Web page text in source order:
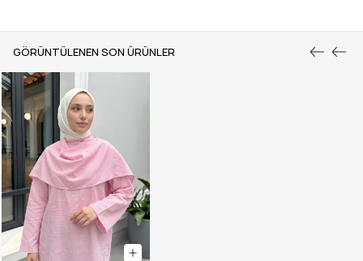
GÖRÜNTÜLENEN SON ÜRÜNLER